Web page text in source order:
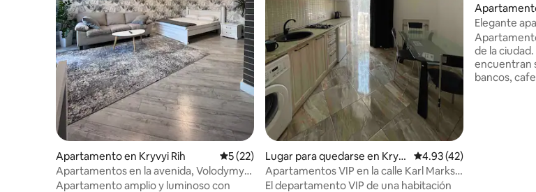
Apartamento en Kryvyi Rih Calificación promedio: 5 de 5, 22 reseñas
5 (22)
Apartamentos en la avenida, Volodymyr
Velykyi 17,
Apartamento amplio y luminoso con
Lugar para quedarse en Kryv
yi Rih
Calificación promedio:
4.93 (42)
Apartamentos VIP en la calle Karl Marks
del centro de la ciudad
El departamento VIP de una habitación
Elegante
Krivoy Rog.
de la
encuentran
bancos,